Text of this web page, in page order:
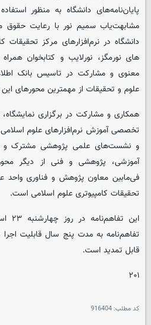
پایان‌نامه‌های دانشگاه به منظور
مشابهت‌یاب سمیم نور با رعایت حقوق
دانشگاه در نرم‌افزارهای مرکز تحقیقات
های نورمگز، نورلایب و کتابخوان
معنوی و مشارکت در تاسیس بانک
علوم و تحقیقات از مهمترین محورهای
همکاری و مشارکت در برگزاری
تخصصی آموزش نرم‌افزارهای علوم
و نشست‌های علمی پژوهشی مشترک و
آموزشی، پژوهشی و فنی از دیگر
فی‌مابین معاون پژوهش و فناوری واحد
تحقیقات کامپیوتری علوم اسلامی است.
تفاهم‌نامه به مدت پنج سال قابلیت
قابل تمدید است.
۲۰۱
کد مطلب: 916404